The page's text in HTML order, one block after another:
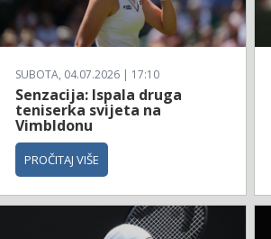
SUBOTA, 04.07.2026 | 17:10
Senzacija: Ispala druga
teniserka svijeta na
Vimbldonu
PROČITAJ VIŠE